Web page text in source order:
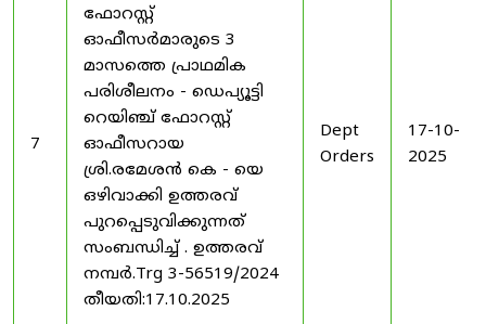
7
ഫോറസ്റ്റ്
ഓഫീസർമാരുടെ 3
മാസത്തെ പ്രാഥമിക
പരിശീലനം - ഡെപ്യൂട്ടി
റെയിഞ്ച് ഫോറസ്റ്റ്
ഓഫീസറായ
ശ്രി.രമേശൻ കെ - യെ
ഒഴിവാക്കി ഉത്തരവ്
പുറപ്പെടുവിക്കുന്നത്
സംബന്ധിച്ച് . ഉത്തരവ്
നമ്പർ.Trg 3-56519/2024
തീയതി:17.10.2025
Dept
Orders
17-10-
2025